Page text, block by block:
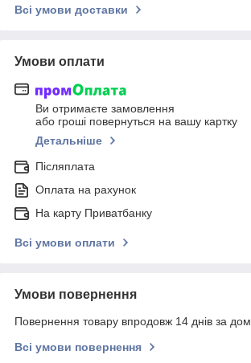
Всі умови доставки
Умови оплати
Ви отримаєте замовлення
або гроші повернуться на вашу картку
Детальніше
Післяплата
Оплата на рахунок
На карту Приватбанку
Всі умови оплати
Умови повернення
Повернення товару впродовж 14 днів за
Всі умови повернення